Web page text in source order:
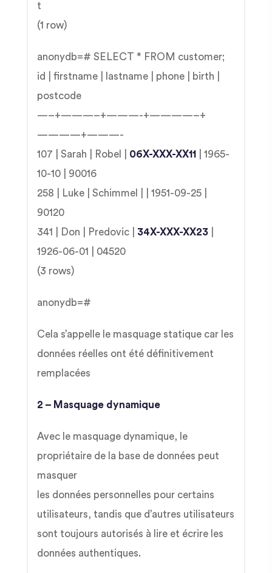
t
(1 row)
anonydb=# SELECT * FROM customer;
id | firstname | lastname | phone | birth |
postcode
—–+———–+———-+————–+
————+———-
107 | Sarah | Robel | 06X-XXX-XX11
| 1965-
10-10 | 90016
258 | Luke | Schimmel | | 1951-09-25 |
90120
341 | Don | Predovic | 34X-XXX-XX23
1926-06-01 | 04520
(3 rows)
anonydb=#
Cela s’appelle le masquage statique car les
données réelles ont été définitivement
remplacées
2 – Masquage dynamique
Avec le masquage dynamique, le
propriétaire de la base de données peut
masquer
les données personnelles pour certains
utilisateurs, tandis que d’autres utilisateurs
sont toujours autorisés à lire et écrire les
données authentiques.